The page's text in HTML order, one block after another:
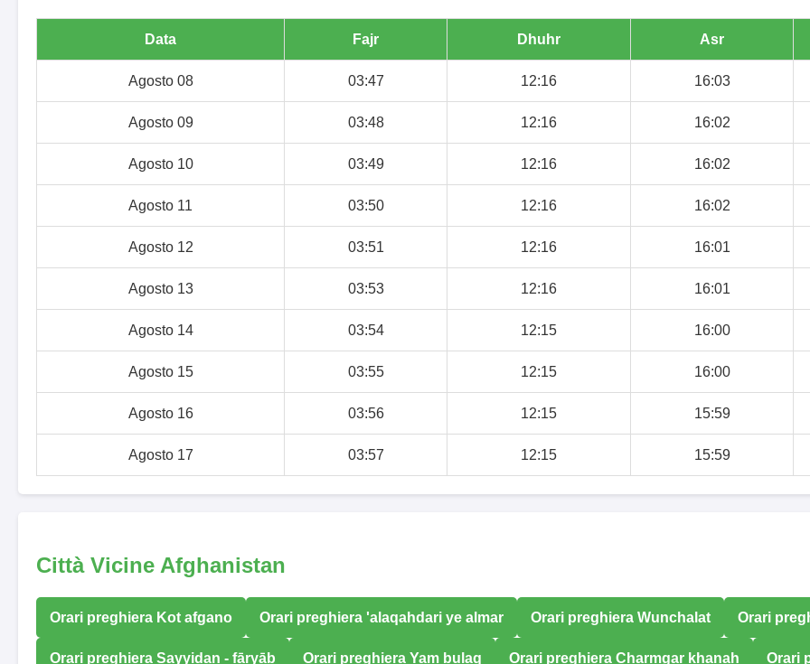
Data Fajr Dhuhr Asr
Agosto 08 03:47 12:16 16:03
Agosto 09 03:48 12:16 16:02
Agosto 10 03:49 12:16 16:02
Agosto 11 03:50 12:16 16:02
Agosto 12 03:51 12:16 16:01
Agosto 13 03:53 12:16 16:01
Agosto 14 03:54 12:15 16:00
Agosto 15 03:55 12:15 16:00
Agosto 16 03:56 12:15 15:59
Agosto 17 03:57 12:15 15:59
Città Vicine Afghanistan
Orari preghiera Kot afgano Orari preghiera 'alaqahdari ye almar Orari preghiera Wunchalat Orari
Orari preghiera Sayyidan - fāryāb Orari preghiera Yam bulaq Orari preghiera Charmgar khanah Orari